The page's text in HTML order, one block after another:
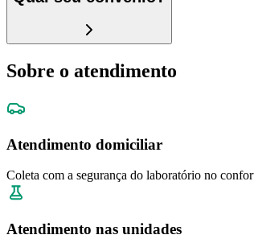
Sobre o atendimento
Atendimento domiciliar
Coleta com a segurança do laboratório no
Atendimento nas unidades